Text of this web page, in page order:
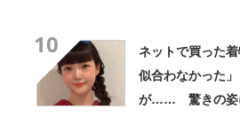
10
ネットで買った
似合わなかった
が…… 驚きの姿